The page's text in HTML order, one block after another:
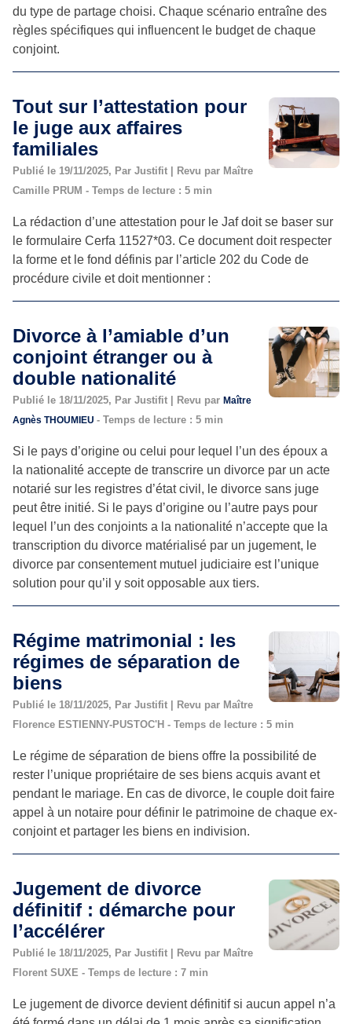
du type de partage choisi. Chaque scénario entraîne des
règles spécifiques qui influencent le budget de chaque
conjoint.
Tout sur l’attestation pour
le juge aux affaires
familiales
Publié le 19/11/2025, Par Justifit | Revu par Maître
Camille PRUM - Temps de lecture : 5 min
La rédaction d’une attestation pour le Jaf doit se baser sur
le formulaire Cerfa 11527*03. Ce document doit respecter
la forme et le fond définis par l’article 202 du Code de
procédure civile et doit mentionner :
Divorce à l’amiable d’un
conjoint étranger ou à
double nationalité
Publié le 18/11/2025, Par Justifit | Revu par Maître
Agnès THOUMIEU - Temps de lecture : 5 min
Si le pays d’origine ou celui pour lequel l’un des époux a
la nationalité accepte de transcrire un divorce par un acte
notarié sur les registres d’état civil, le divorce sans juge
peut être initié. Si le pays d’origine ou l’autre pays pour
lequel l’un des conjoints a la nationalité n’accepte que la
transcription du divorce matérialisé par un jugement, le
divorce par consentement mutuel judiciaire est l’unique
solution pour qu’il y soit opposable aux tiers.
Régime matrimonial : les
régimes de séparation de
biens
Publié le 18/11/2025, Par Justifit | Revu par Maître
Florence ESTIENNY-PUSTOC'H - Temps de lecture : 5 min
Le régime de séparation de biens offre la possibilité de
rester l’unique propriétaire de ses biens acquis avant et
pendant le mariage. En cas de divorce, le couple doit faire
appel à un notaire pour définir le patrimoine de chaque ex-
conjoint et partager les biens en indivision.
Jugement de divorce
définitif : démarche pour
l’accélérer
Publié le 18/11/2025, Par Justifit | Revu par Maître
Florent SUXE - Temps de lecture : 7 min
Le jugement de divorce devient définitif si aucun appel n’a